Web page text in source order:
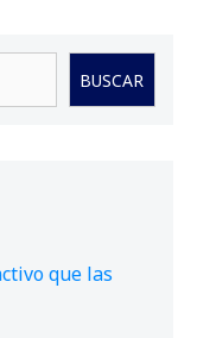
BUSCAR
que las